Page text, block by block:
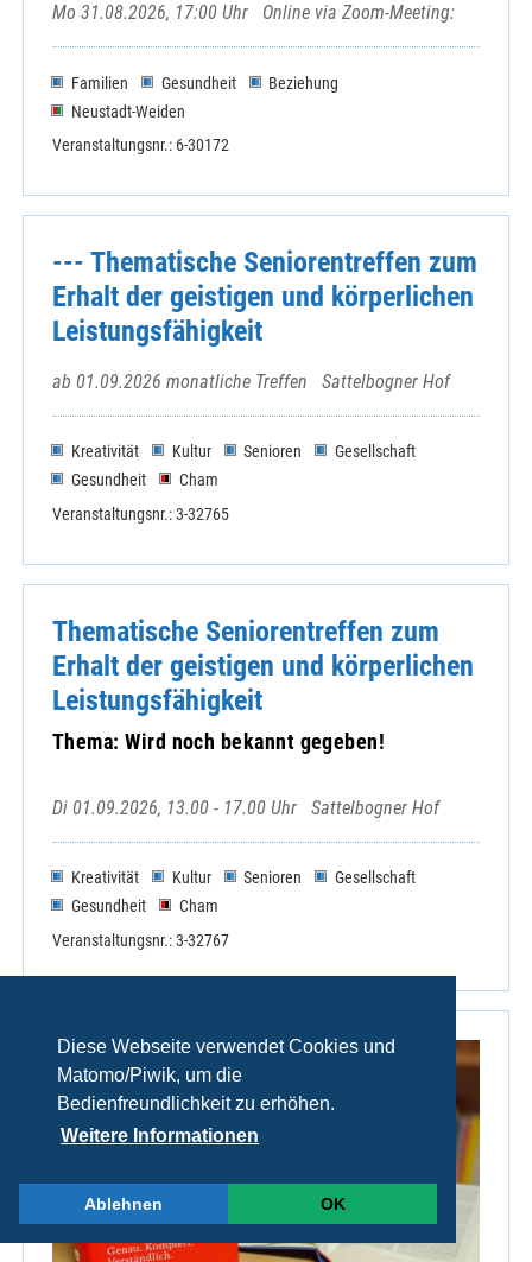
Diese Webseite verwendet Cookies und
Matomo/Piwik, um die
Bedienfreundlichkeit zu erhöhen.
Weitere Informationen
Ablehnen OK
Mo 31.08.2026, 17:00 Uhr
Online via Zoom-Meeting:
Familien Gesundheit
Beziehung
Neustadt-Weiden
Veranstaltungsnr.: 6-30172
--- Thematische Seniorentreffen zum
Erhalt der geistigen und körperlichen
Leistungsfähigkeit
ab 01.09.2026 monatliche Treffen Sattelbogner Hof
Kreativität Kultur Senioren
Gesellschaft
Gesundheit
Cham
Veranstaltungsnr.: 3-32765
Thematische Seniorentreffen zum
Erhalt der geistigen und körperlichen
Leistungsfähigkeit
Thema: Wird noch bekannt gegeben!
Di 01.09.2026, 13.00 - 17.00 Uhr Sattelbogner Hof
Kreativität Kultur Senioren
Gesellschaft
Gesundheit
Cham
Veranstaltungsnr.: 3-32767